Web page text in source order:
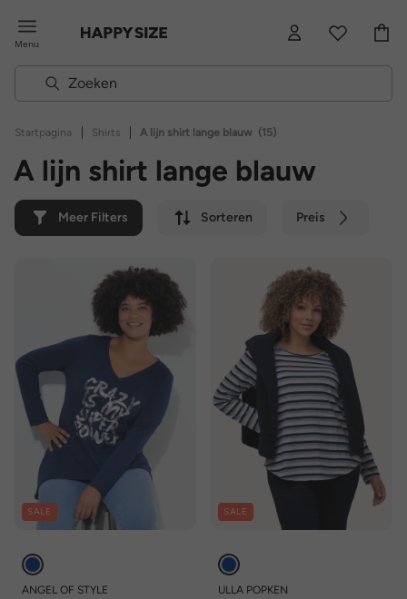
Menu
Startpagina | Shirts | A lijn shirt lange blauw (15)
A lijn shirt lange blauw
Meer Filters Sorteren Preis
SALE
ANGEL OF STYLE
SALE
ULLA POPKEN